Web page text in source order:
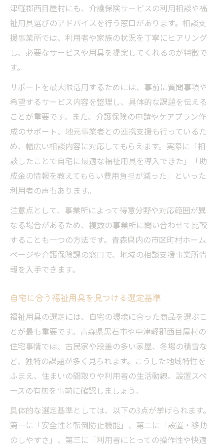
津軽郡西目屋村にも、介護保険サービスの利用相談や福
祉用具選びのアドバイスを行う窓口があります。相談支
援事業所では、利用者や家族の状況を丁寧にヒアリング
し、必要なサービスや用具を提案してくれるのが特徴で
す。
サポートを最大限活用するためには、事前に質問事項や
希望するサービス内容を整理し、具体的な課題を伝える
ことが重要です。また、介護保険の申請やケアプラン作
成のサポート、地元事業者との連携支援も行っているた
め、幅広い相談内容に対応してもらえます。実際に「相
談したことで自宅に最適な福祉用具を導入できた」「助
成金の情報を教えてもらい費用負担が減った」といった
利用者の声もあります。
注意点として、事業所によって得意分野や対応範囲が異
なる場合があるため、複数の事業所に問い合わせて比較
することも一つの方法です。青森県内の市区町村ホーム
ページや介護保険課の窓口で、地域の相談支援事業所情
報を入手できます。
自宅に合う福祉用具を見つける選定基準
福祉用具の選定には、自宅の環境に合った商品を選ぶこ
とが最も重要です。青森県黒石市や中津軽郡西目屋村の
住宅事情では、古民家や段差の多い家屋、冬場の積雪な
ど、独特の課題が多く見られます。こうした地域特性を
ふまえ、住まいの間取りや利用者の生活動線、設置スペ
ースの有無を事前に確認しましょう。
具体的な選定基準としては、以下の3点が挙げられます。
第一に「安全性と転倒防止機能」、第二に「設置・移動
のしやすさ」、第三に「利用者にとっての操作性や快適